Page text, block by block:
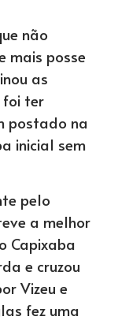
não
mais posse
as
foi ter
postado na
inicial sem
pelo
a melhor
Capixaba
e cruzou
Vizeu e
fez uma